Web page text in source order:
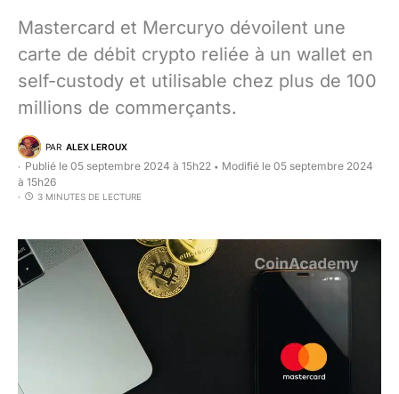
Mastercard et Mercuryo dévoilent une
carte de débit crypto reliée à un wallet en
self-custody et utilisable chez plus de 100
millions de commerçants.
PAR ALEX LEROUX
Publié le 05 septembre 2024 à 15h22 • Modifié le 05 septembre 2024
à 15h26
3 MINUTES DE LECTURE